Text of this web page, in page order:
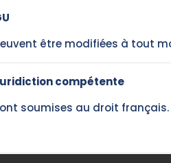
être modifiées à tout
compétente
soumises au droit